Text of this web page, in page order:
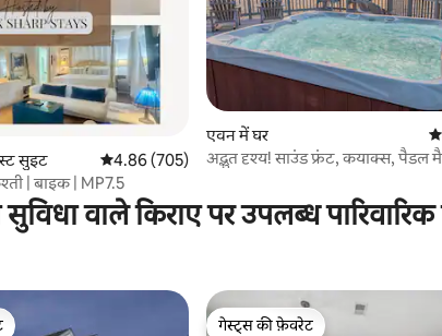
सुइट औसत रेटिंग 5 में से 4.86, 705 समीक्षाएँ
4.86 (705)
| बाइक | MP7.5
एवन में घर
अद्भुत दृश्य! साउंड फ्रंट, कयाक्स, पैडल
वाले किराए पर उपलब्ध पारिवारिक
गेस्ट्स की फ़ेवरेट